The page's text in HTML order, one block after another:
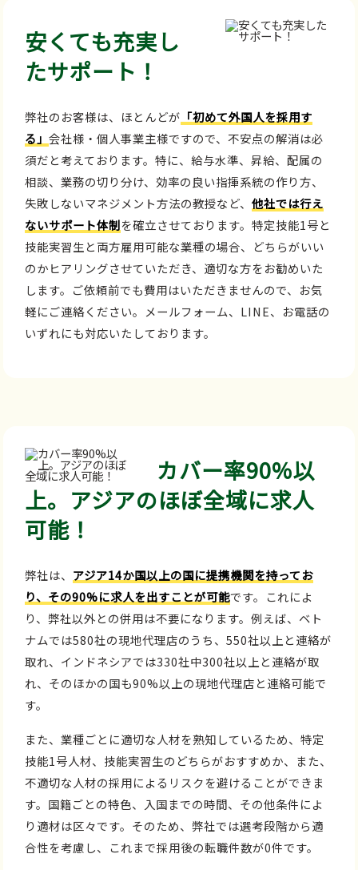
安くても充実し
たサポート！
弊社のお客様は、ほとんどが 「初めて外国人を採用す
る」会社様・個人事業主様ですので、不安点の解消は必
須だと考えております。特に、給与水準、昇給、配属の
相談、業務の切り分け、効率の良い指揮系統の作り方、
失敗しないマネジメント方法の教授など、他社では行え
ないサポート体制を確立させております。特定技能1号と
技能実習生と両方雇用可能な業種の場合、どちらがいい
のかヒアリングさせていただき、適切な方をお勧めいた
します。ご依頼前でも費用はいただきませんので、お気
軽にご連絡ください。メールフォーム、LINE、お電話の
いずれにも対応いたしております。
カバー率90%以
上。アジアのほぼ全域に求人
可能！
弊社は、 アジア14か国以上の国に提携機関を持ってお
り、その90%に求人を出すことが可能です。これによ
り、弊社以外との併用は不要になります。例えば、ベト
ナムでは580社の現地代理店のうち、550社以上と連絡が
取れ、インドネシアでは330社中300社以上と連絡が取
れ、そのほかの国も90%以上の現地代理店と連絡可能で
す。
また、業種ごとに適切な人材を熟知しているため、特定
技能1号人材、技能実習生のどちらがおすすめか、また、
不適切な人材の採用によるリスクを避けることができま
す。国籍ごとの特色、入国までの時間、その他条件によ
り適材は区々です。そのため、弊社では選考段階から適
合性を考慮し、これまで採用後の転職件数が0件です。